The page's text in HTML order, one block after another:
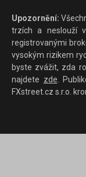
Upozornění:
trzích a neslouží
registrovanými
vysokým rizikem
byste zvážit, zda
najdete zde.
FXstreet.cz s.r.o.